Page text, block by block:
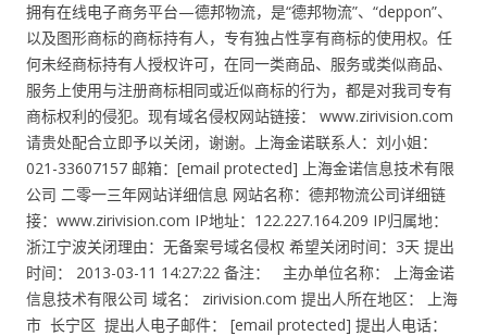
拥有在线电子商务平台—德邦物流，是“德邦物流”、“deppon”、
以及图形商标的商标持有人，专有独占性享有商标的使用权。任
何未经商标持有人授权许可，在同一类商品、服务或类似商品、
服务上使用与注册商标相同或近似商标的行为，都是对我司专有
商标权利的侵犯。现有域名侵权网站链接： www.zirivision.com
请贵处配合立即予以关闭，谢谢。上海金诺联系人：刘小姐：
021-33607157 邮箱：[email protected] 上海金诺信息技术有限
公司 二零一三年网站详细信息 网站名称：德邦物流公司详细链
接：www.zirivision.com IP地址：122.227.164.209 IP归属地：
浙江宁波关闭理由：无备案号域名侵权 希望关闭时间：3天 提出
时间： 2013-03-11 14:27:22 备注： 主办单位名称： 上海金诺
信息技术有限公司 域名： zirivision.com 提出人所在地区： 上海
市 长宁区 提出人电子邮件： [email protected] 提出人电话：